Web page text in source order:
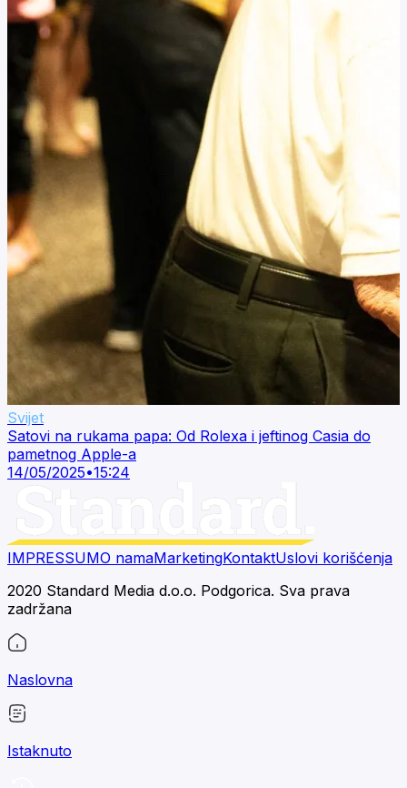
Svijet
Satovi na rukama papa: Od Rolexa i jeftinog Casia do
pametnog Apple-a
14/05/2025•15:24
IMPRESSUMO namaMarketingKontaktUslovi korišćenja
2020 Standard Media d.o.o. Podgorica. Sva prava
zadržana
Naslovna
Istaknuto